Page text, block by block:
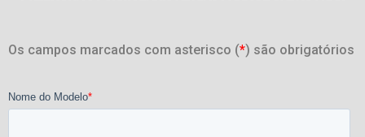
Os campos marcados com asterisco (*) são obrigatórios